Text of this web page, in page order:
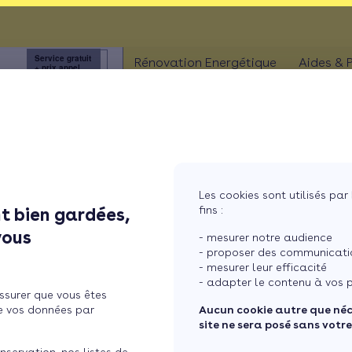
bien gardées,
que vous êtes
vos données par
Les cookies sont utilisés
fins :
- mesurer notre audience
- proposer des
- mesurer leur efficacité
- adapter le contenu à vos
Aucun cookie autre que
site ne sera posé sans
3456
Service gratuit
+ prix appel
Rénovation Energétique
Fenêtres
Aides &
thermiques en France
en France. Comment les reconnaître et surtout comment les